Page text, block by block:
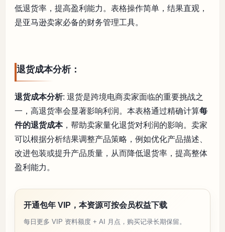
低退货率，提高盈利能力。表格操作简单，结果直观，
是亚马逊卖家必备的财务管理工具。
退货成本分析：
退货成本分析: 退货是跨境电商卖家面临的重要挑战之
一，高退货率会显著影响利润。本表格通过精确计算每
件的退货成本，帮助卖家量化退货对利润的影响。卖家
可以根据分析结果调整产品策略，例如优化产品描述、
改进包装或提升产品质量，从而降低退货率，提高整体
盈利能力。
开通包年 VIP，本资源可按会员权益下载
每日更多 VIP 资料额度 + AI 月点，购买记录长期保留。